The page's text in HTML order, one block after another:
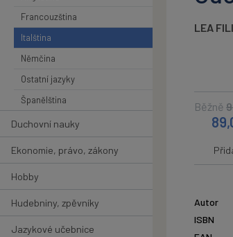
Francouzština
Italština
Němčina
Ostatní jazyky
Španělština
Duchovní nauky
Ekonomie, právo, zákony
Hobby
Hudebniny, zpěvníky
Jazykové učebnice
LEA
Běžně
Autor
ISBN